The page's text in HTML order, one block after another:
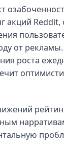
акций
от
роста